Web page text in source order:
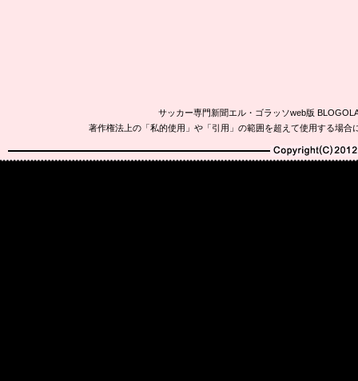
サッカー専門新聞エル・ゴラッソweb版
著作権法上の「私的使用」や「引用」の範囲を超えて使用する場
Copyright(C)2010-